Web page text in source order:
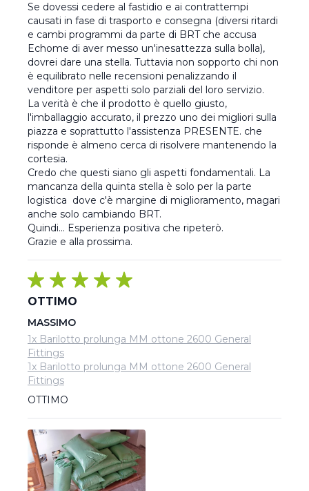
Se dovessi cedere al fastidio e ai contrattempi
causati in fase di trasporto e consegna (diversi ritardi
e cambi programmi da parte di BRT che accusa
Echome di aver messo un'inesattezza sulla bolla),
dovrei dare una stella. Tuttavia non sopporto chi non
è equilibrato nelle recensioni penalizzando il
venditore per aspetti solo parziali del loro servizio.
La verità è che il prodotto è quello giusto,
l'imballaggio accurato, il prezzo uno dei migliori sulla
piazza e soprattutto l'assistenza PRESENTE. che
risponde è almeno cerca di risolvere mantenendo la
cortesia.
Credo che questi siano gli aspetti fondamentali. La
mancanza della quinta stella è solo per la parte
logistica  dove c'è margine di miglioramento, magari
anche solo cambiando BRT.
Quindi... Esperienza positiva che ripeterò.
Grazie e alla prossima.
OTTIMO
MASSIMO
1x Barilotto prolunga MM ottone 2600 General
Fittings
1x Barilotto prolunga MM ottone 2600 General
Fittings
OTTIMO